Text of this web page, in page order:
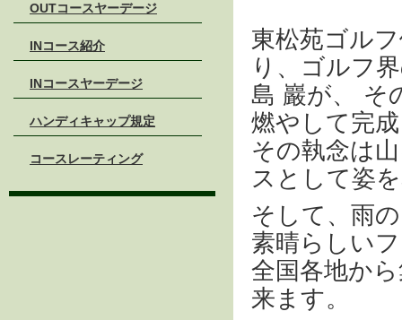
OUTコースヤーデージ
INコース紹介
INコースヤーデージ
ハンディキャップ規定
コースレーティング
東松苑ゴル
り、ゴルフ
島 巖が、 そ
燃やして完
その執念は
スとして姿
そして、雨
素晴らしい
全国各地か
来ます。